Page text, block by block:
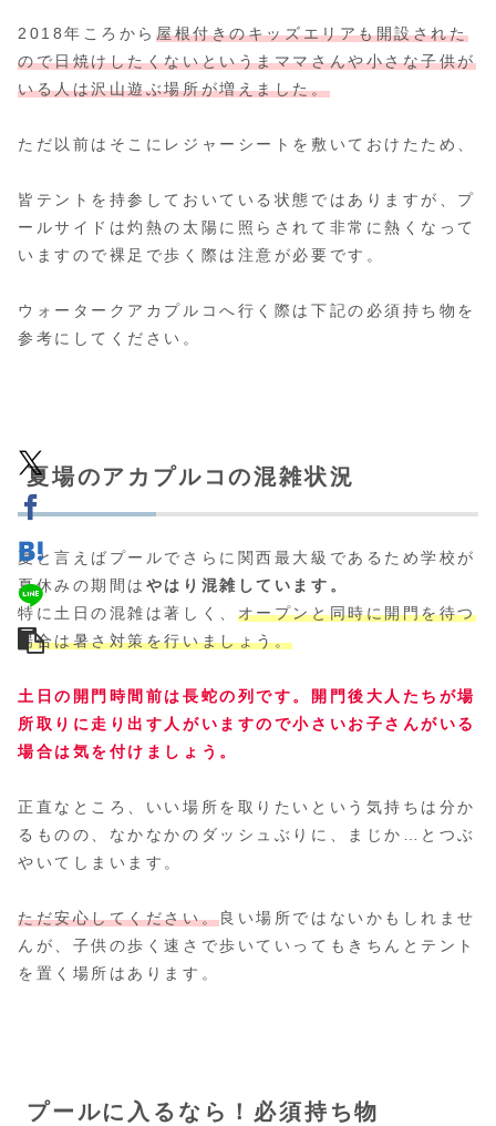
2018年ころから屋根付きのキッズエリアも開設された
ので日焼けしたくないというまママさんや小さな子供が
いる人は沢山遊ぶ場所が増えました。
ただ以前はそこにレジャーシートを敷いておけたため、
皆テントを持参しておいている状態ではありますが、プ
ールサイドは灼熱の太陽に照らされて非常に熱くなって
いますので裸足で歩く際は注意が必要です。
ウォータークアカプルコへ行く際は下記の必須持ち物を
参考にしてください。
夏場のアカプルコの混雑状況
夏と言えばプールでさらに関西最大級であるため学校が
夏休みの期間は やはり混雑しています。
特に土日の混雑は著しく、 オープンと同時に開門を待つ
場合は暑さ対策を行いましょう。
土日の開門時間前は長蛇の列です。開門後大人たちが場
所取りに走り出す人がいますので小さいお子さんがいる
場合は気を付けましょう。
正直なところ、いい場所を取りたいという気持ちは分か
るものの、なかなかのダッシュぶりに、まじか…とつぶ
やいてしまいます。
ただ安心してください。良い場所ではないかもしれませ
んが、子供の歩く速さで歩いていってもきちんとテント
を置く場所はあります。
プールに入るなら！必須持ち物